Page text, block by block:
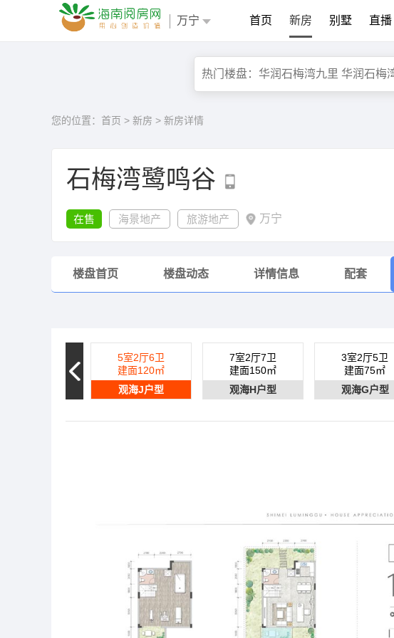
万宁 首页 新房 别墅 直播
您的位置： 首页 > 新房 > 新房详情
石梅湾鹭鸣谷
在售 海景地产 旅游地产 万宁
楼盘首页 楼盘动态 详情信息 配套
5室2厅6卫
建面120㎡
观海J户型
7室2厅7卫
建面150㎡
观海H户型
3室2厅5卫
建面75㎡
观海G户型